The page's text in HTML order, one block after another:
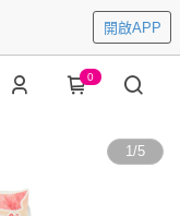
開啟APP
0
1/5